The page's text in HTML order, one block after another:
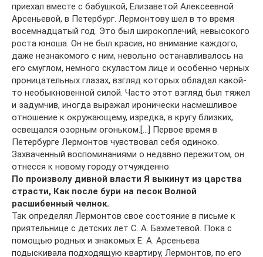
приехал вместе с бабушкой, Елизаветой Алексеевной
Арсеньевой, в Петербург. Лермонтову шел в то время
восемнадцатый год. Это был широкоплечий, невысокого
роста юноша. Он не был красив, но внимание каждого,
даже незнакомого с ним, невольно останавливалось на
его смуглом, немного скуластом лице и особенно черных
проницательных глазах, взгляд которых обладал какой-
то необыкновенной силой. Часто этот взгляд был тяжел
и задумчив, иногда выражал иронически насмешливое
отношение к окружающему, изредка, в кругу близких,
освещался озорным огоньком.[…] Первое время в
Петербурге Лермонтов чувствовал себя одиноко.
Захваченный воспоминаниями о недавно пережитом, он
отнесся к новому городу отчужденно:
По произволу дивной власти Я выкинут из царства
страсти, Как после бури на песок Волной
расшибенный челнок.
Так определял Лермонтов свое состояние в письме к
приятельнице с детских лет С. А. Бахметевой. Пока с
помощью родных и знакомых Е. А. Арсеньева
подыскивала подходящую квартиру, Лермонтов, по его